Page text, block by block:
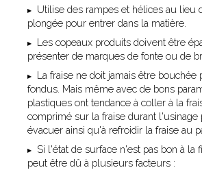
Utilise des rampes et hélices au lieu
plongée pour entrer dans la matière.
Les copeaux produits doivent être
présenter de marques de fonte ou de
La fraise ne doit jamais être bouchée
fondus. Mais même avec de bons
plastiques ont tendance à coller à la
comprimé sur la fraise durant l'usinage
évacuer ainsi qu'à refroidir la fraise au
Si l'état de surface n'est pas bon à la
peut être dû à plusieurs facteurs :